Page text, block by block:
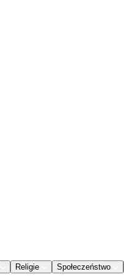
Religie Społeczeństwo